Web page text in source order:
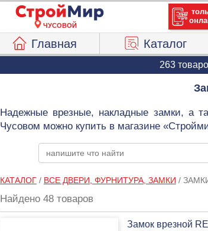
ЧУСОВОЙ
Главная Каталог
263
Надежные врезные, накладные замки, а
Чусовом можно купить в магазине
КАТАЛОГ/ ВСЕ ДВЕРИ, ФУРНИТУРА, ЗАМКИ /
Найдено 48 товаров
Замок врезной